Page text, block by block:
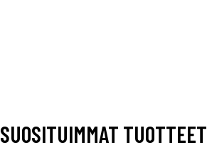
SUOSITUIMMAT TUOTTEET